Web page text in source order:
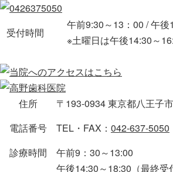
受付時間
午前9:30～13：00 / 午後
※土曜日は午後14:30～
住所
〒193-0934 東京都八王子
電話番号
TEL・FAX： 042-637-5050
診療時間
午前9：30～13:00
午後14:30～18:30（最終受